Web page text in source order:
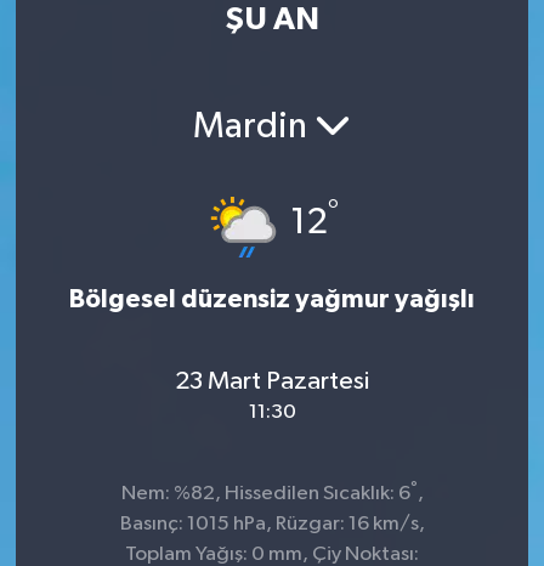
ŞU AN
Mardin
12°
Bölgesel düzensiz yağmur yağışlı
23 Mart Pazartesi
11:30
Nem: %82, Hissedilen Sıcaklık: 6° ,
Basınç: 1015 hPa, Rüzgar: 16 km/s,
Toplam Yağış: 0 mm, Çiy Noktası:
Son Dakika Haberleri